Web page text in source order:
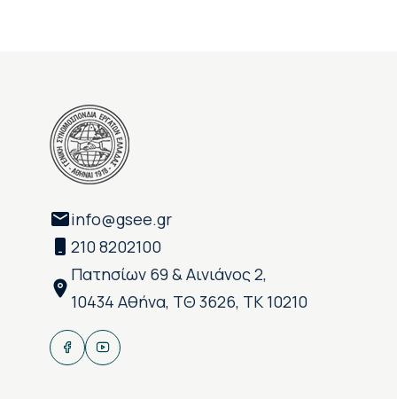
info@gsee.gr
210 8202100
Πατησίων 69 & Αινιάνος 2,
10434 Αθήνα, ΤΘ 3626, ΤΚ 10210